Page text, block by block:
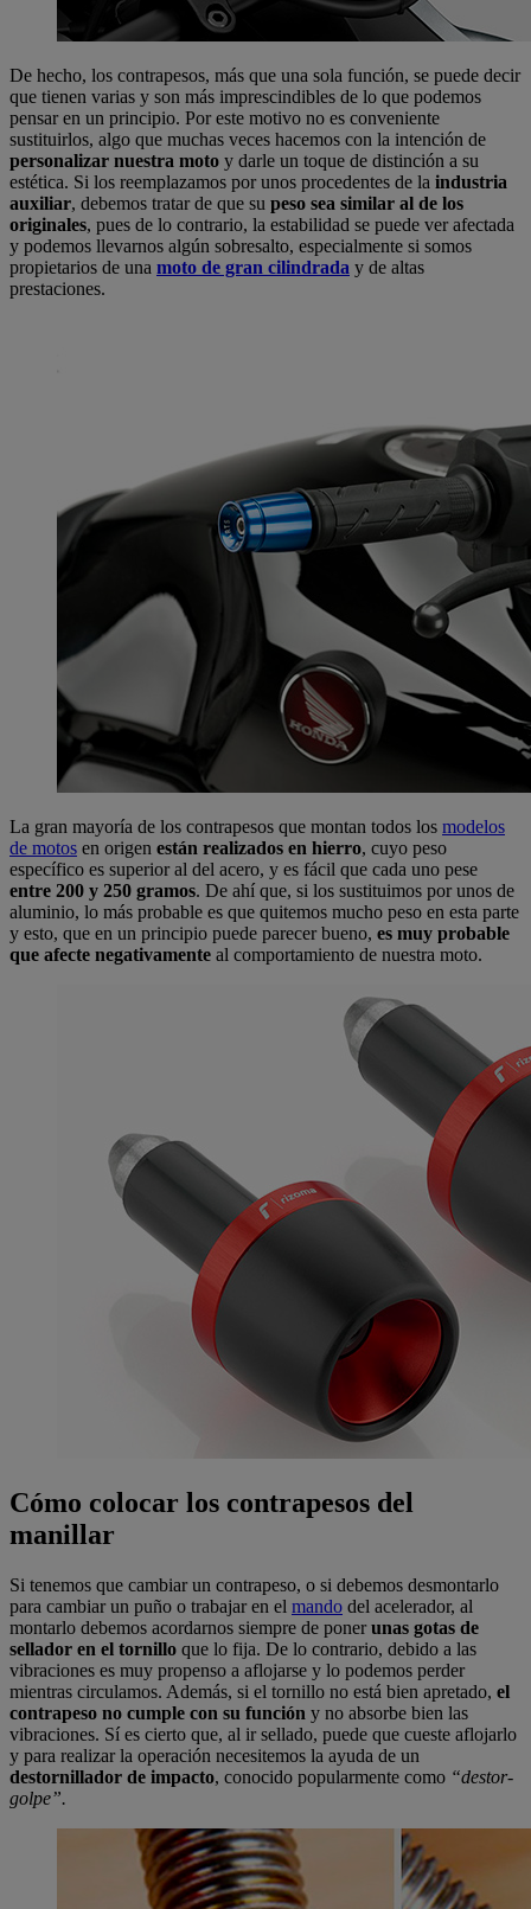
De hecho, los contrapesos, más que una sola función, se puede decir
que tienen varias y son más imprescindibles de lo que podemos
pensar en un principio. Por este motivo no es conveniente
sustituirlos, algo que muchas veces hacemos con la intención de
personalizar nuestra moto y darle un toque de distinción a su
estética. Si los reemplazamos por unos procedentes de la industria
auxiliar, debemos tratar de que su peso sea similar al de los
originales, pues de lo contrario, la estabilidad se puede ver afectada
y podemos llevarnos algún sobresalto, especialmente si somos
propietarios de una moto de gran cilindrada y de altas
prestaciones.
La gran mayoría de los contrapesos que montan todos los modelos
de motos en origen están realizados en hierro, cuyo peso
específico es superior al del acero, y es fácil que cada uno pese
entre 200 y 250 gramos. De ahí que, si los sustituimos por unos de
aluminio, lo más probable es que quitemos mucho peso en esta parte
y esto, que en un principio puede parecer bueno, es muy probable
que afecte negativamente al comportamiento de nuestra moto.
Cómo colocar los contrapesos del
manillar
Si tenemos que cambiar un contrapeso, o si debemos desmontarlo
para cambiar un puño o trabajar en el mando del acelerador, al
montarlo debemos acordarnos siempre de ponerunas gotas de
sellador en el tornillo que lo fija. De lo contrario, debido a las
vibraciones es muy propenso a aflojarse y lo podemos perder
mientras circulamos. Además, si el tornillo no está bien apretado, el
contrapeso no cumple con su función y no absorbe bien las
vibraciones. Sí es cierto que, al ir sellado, puede que cueste aflojarlo
y para realizar la operación necesitemos la ayuda de un
destornillador de impacto, conocido popularmente como “destor-
golpe”.